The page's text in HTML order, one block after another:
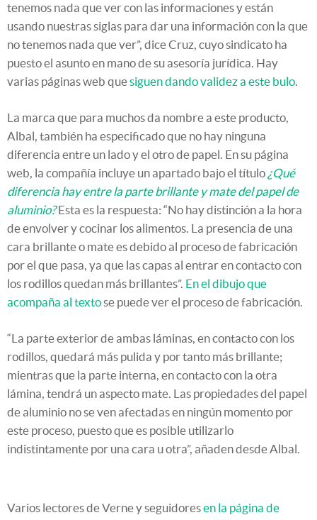
tenemos nada que ver con las informaciones y están
usando nuestras siglas para dar una información con la que
no tenemos nada que ver”, dice Cruz, cuyo sindicato ha
puesto el asunto en mano de su asesoría jurídica. Hay
varias páginas web quesiguen dando validez a este bulo.
La marca que para muchos da nombre a este producto,
Albal, también ha especificado que no hay ninguna
diferencia entre un lado y el otro de papel. En su página
web, la compañía incluye un apartado bajo el título ¿Qué
diferencia hay entre la parte brillante y mate del papel de
aluminio?Esta es la respuesta: “No hay distinción a la hora
de envolver y cocinar los alimentos. La presencia de una
cara brillante o mate es debido al proceso de fabricación
por el que pasa, ya que las capas al entrar en contacto con
los rodillos quedan más brillantes”. En el dibujo que
acompaña al textose puede ver el proceso de fabricación.
“La parte exterior de ambas láminas, en contacto con los
rodillos, quedará más pulida y por tanto más brillante;
mientras que la parte interna, en contacto con la otra
lámina, tendrá un aspecto mate. Las propiedades del papel
de aluminio no se ven afectadas en ningún momento por
este proceso, puesto que es posible utilizarlo
indistintamente por una cara u otra”, añaden desde Albal.
Varios lectores de Verne y seguidoresen la página de